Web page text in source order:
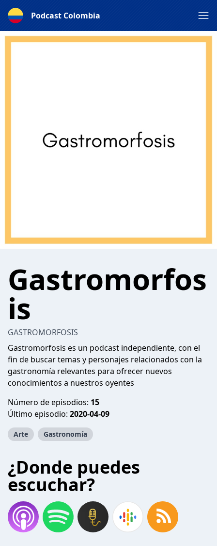
Podcast Colombia
Gastromorfos
is
GASTROMORFOSIS
Gastromorfosis es un podcast independiente, con el
fin de buscar temas y personajes relacionados con la
gastronomía relevantes para ofrecer nuevos
conocimientos a nuestros oyentes
Número de episodios: 15
Último episodio: 2020-04-09
Arte Gastronomía
¿Donde puedes
escuchar?